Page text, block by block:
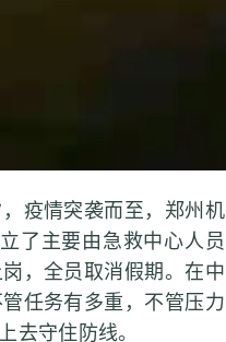
疫情突袭而至，郑州机
了主要由急救中心人员
，全员取消假期。在中
任务有多重，不管压力
去守住防线。